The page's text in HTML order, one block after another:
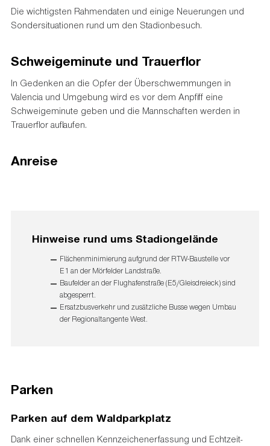
Die wichtigsten Rahmendaten und einige Neuerungen und
Sondersituationen rund um den Stadionbesuch.
Schweigeminute und Trauerflor
In Gedenken an die Opfer der Überschwemmungen in
Valencia und Umgebung wird es vor dem Anpfiff eine
Schweigeminute geben und die Mannschaften werden in
Trauerflor auflaufen.
Anreise
Hinweise rund ums Stadiongelände
Flächenminimierung aufgrund der RTW-Baustelle vor
E1 an der Mörfelder Landstraße.
Baufelder an der Flughafenstraße (E5/Gleisdreieck) sind
abgesperrt.
Ersatzbusverkehr und zusätzliche Busse wegen Umbau
der Regionaltangente West.
Parken
Parken auf dem Waldparkplatz
Dank einer schnellen Kennzeichenerfassung und Echtzeit-